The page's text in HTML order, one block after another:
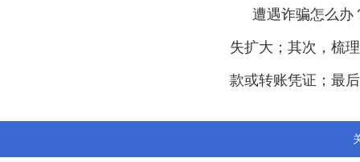
遭遇诈骗怎么办
失扩大；其次，梳
款或转账凭证；最